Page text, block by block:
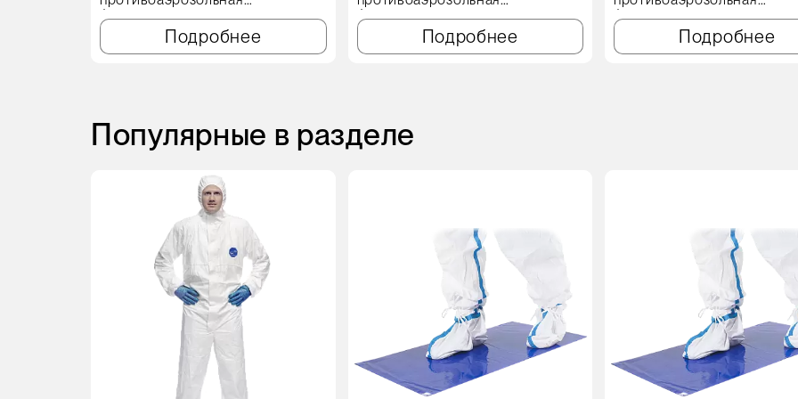
фильтрующая полумаска
Подробнее
фильтрующая полумаска с
клапаном выдоха
Подробнее
фильтрующая полумаска с
клапаном выдоха
Подробнее
Популярные в разделе